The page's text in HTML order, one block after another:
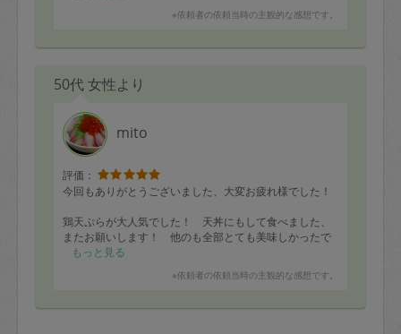
※依頼者の依頼当時の主観的な感想です。
50代 女性より
mito
評価：
今回もありがとうございました、大変お疲れ様でした！
鶏天ぷらが大人気でした！ 天丼にもして食べました、
またお願いします！ 他のも全部とても美味しかったで
す！ いつも同じような素材を買ってきてしまうのに、
鶏ひき肉を買ってみたのですが、鶏もすごくいいです
もっと見る
※依頼者の依頼当時の主観的な感想です。